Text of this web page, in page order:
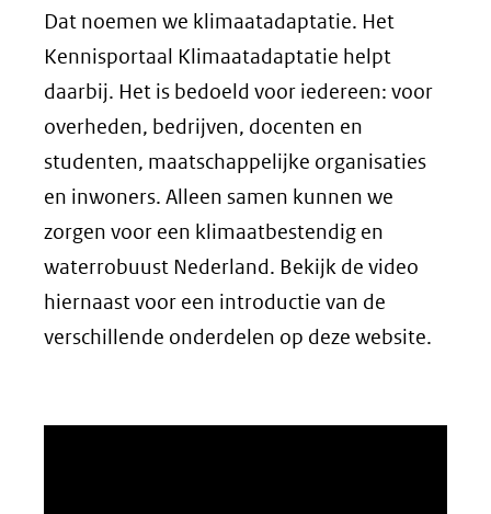
Dat noemen we klimaatadaptatie. Het
Kennisportaal Klimaatadaptatie helpt
daarbij. Het is bedoeld voor iedereen: voor
overheden, bedrijven, docenten en
studenten, maatschappelijke organisaties
en inwoners. Alleen samen kunnen we
zorgen voor een klimaatbestendig en
waterrobuust Nederland. Bekijk de video
hiernaast voor een introductie van de
verschillende onderdelen op deze website.